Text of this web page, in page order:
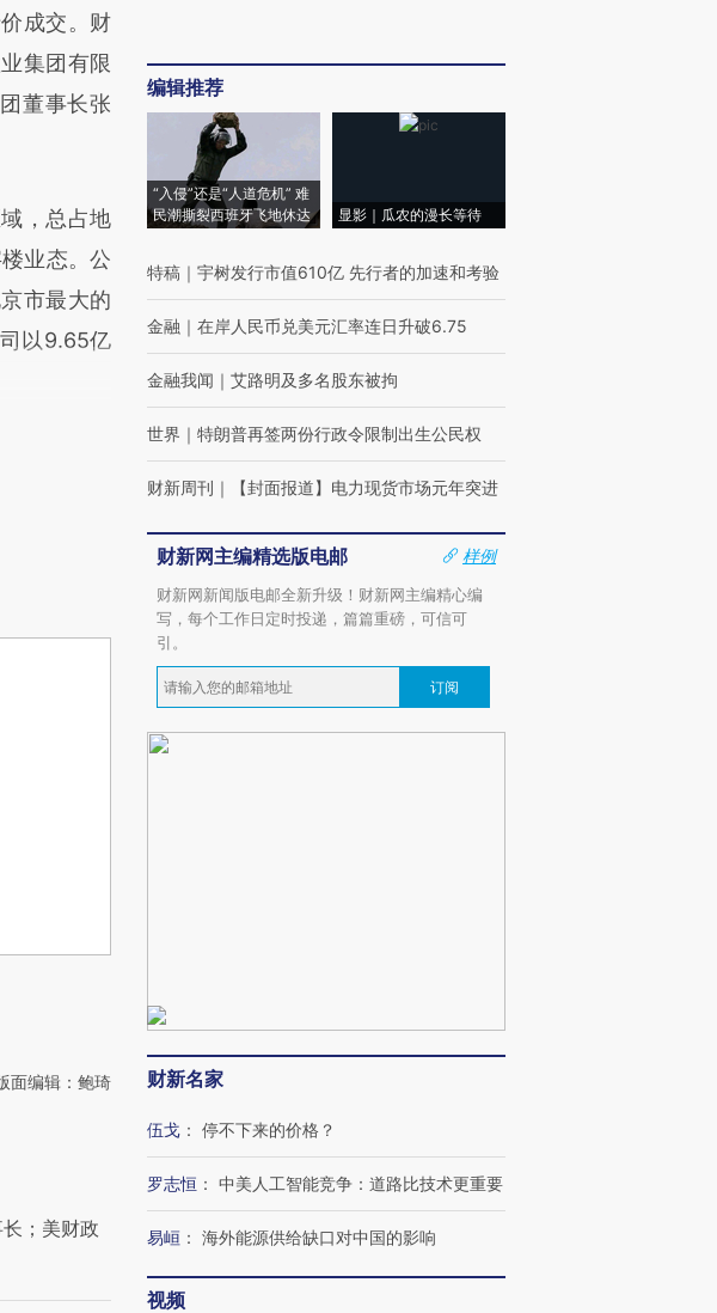
章
炼总结而
不代表财
成交。财
集团有限
董事长张
，总占地
业态。公
市最大的
以9.65亿
面编辑：鲍琦
；美财政
编辑推荐
“入侵”还是“人道危机” 难
民潮撕裂西班牙飞地休达
显影｜瓜农的漫长等待
特稿 ｜ 宇树发行市值610亿 先行者的加速和考验
金融 ｜ 在岸人民币兑美元汇率连日升破6.75
金融我闻 ｜ 艾路明及多名股东被拘
世界 ｜ 特朗普再签两份行政令限制出生公民权
财新周刊 ｜ 【封面报道】电力现货市场元年突进
财新网主编精选版电邮
样例
财新网新闻版电邮全新升级！财新网主编精心编
写，每个工作日定时投递，篇篇重磅，可信可
引。
订阅
财新名家
伍戈 ： 停不下来的价格？
罗志恒 ： 中美人工智能竞争：道路比技术更重要
易峘 ： 海外能源供给缺口对中国的影响
视频